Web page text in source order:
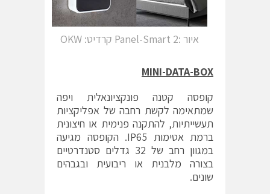
איור :2 Panel-Smart קרדיט: OKW
MINI-DATA-BOX
קופסה קטנה פונקציונאלית ויפה
שמתאימה לקשת רחבה של אפליקציות
תעשייתיות, להתקנה פנימית או חיצונית
ברמת אטימות IP65. הקופסה מגיעה
במגוון רחב של 32 גדלים סטנדרטיים
בצורה מלבנית או ריבועית ובגבהים
שונים.